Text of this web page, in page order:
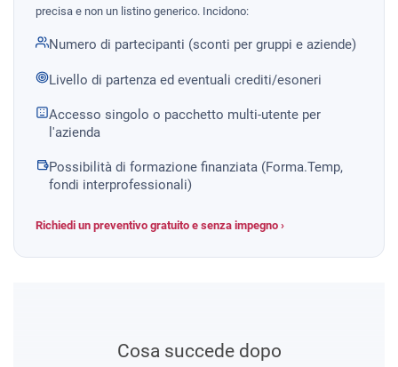
precisa e non un listino generico. Incidono:
Numero di partecipanti (sconti per gruppi e aziende)
Livello di partenza ed eventuali crediti/esoneri
Accesso singolo o pacchetto multi-utente per
l'azienda
Possibilità di formazione finanziata (Forma.Temp,
fondi interprofessionali)
Richiedi un preventivo gratuito e senza impegno ›
Cosa succede dopo